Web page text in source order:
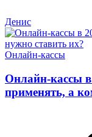
Денис
Онлайн-кассы
Онлайн-кассы
применять, а